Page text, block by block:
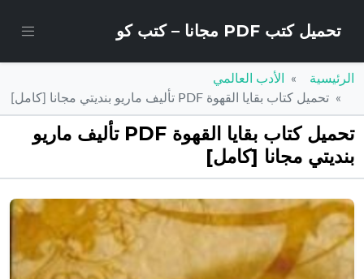
تحميل كتب PDF مجانا – كتب كو
الرئيسية
الأدب العالمي
تحميل كتاب بقايا القهوة PDF تأليف ماريو بنديتي مجانا [كامل]
تحميل كتاب بقايا القهوة PDF تأليف ماريو
بنديتي مجانا [كامل]